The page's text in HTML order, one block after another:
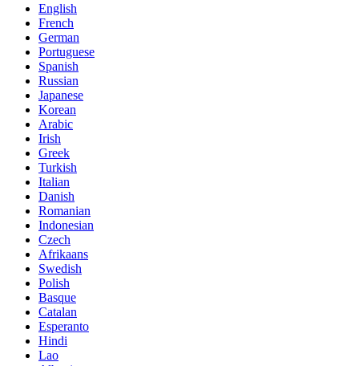
English
French
German
Portuguese
Spanish
Russian
Japanese
Korean
Arabic
Irish
Greek
Turkish
Italian
Danish
Romanian
Indonesian
Czech
Afrikaans
Swedish
Polish
Basque
Catalan
Esperanto
Hindi
Lao